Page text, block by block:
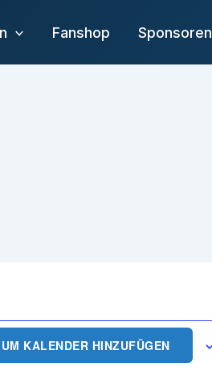
Fanshop Sponsoren
KALENDER HINZUFÜGEN